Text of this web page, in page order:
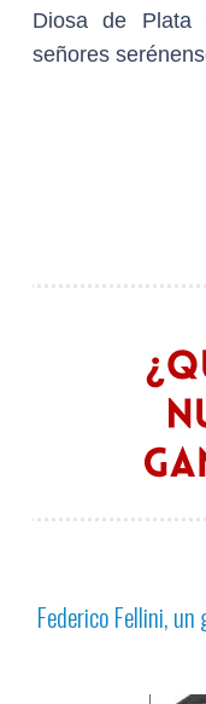
Diosa de Plata
señores
Federico Fellini,